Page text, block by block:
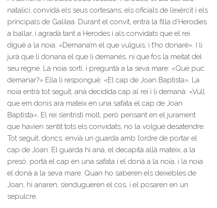
natalici, convidà els seus cortesans, els oficials de l’exèrcit i els
principals de Galilea. Durant el convit, entrà la filla d’Herodies
a ballar, i agradà tant a Herodes i als convidats que el rei
digué a la noia: «Demana’m el que vulguis, i t’ho donaré». I li
jurà que li donaria el que li demanés, ni que fos la meitat del
seu regne. La noia sortí, i preguntà a la seva mare: «Què puc
demanar?» Ella li respongué: «El cap de Joan Baptista». La
noia entrà tot seguit, anà decidida cap al rei i li demanà: «Vull
que em donis ara mateix en una safata el cap de Joan
Baptista». El rei s’entristí molt, però pensant en el jurament
que havien sentit tots els convidats, no la volgué desatendre.
Tot seguit, doncs, envià un guarda amb l’ordre de portar el
cap de Joan. El guarda hi anà, el decapità allà mateix, a la
presó, portà el cap en una safata i el donà a la noia, i la noia
el donà a la seva mare. Quan ho saberen els deixebles de
Joan, hi anaren, s’endugueren el cos, i el posaren en un
sepulcre.